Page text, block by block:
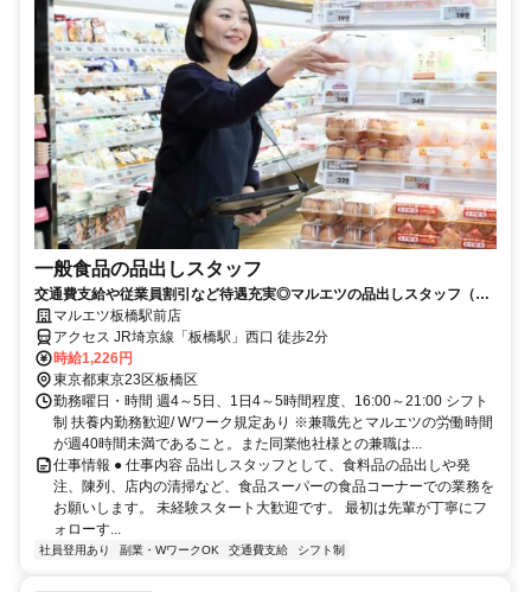
一般食品の品出しスタッフ
交通費支給や従業員割引など待遇充実◎マルエツの品出しスタッフ（パ
ート・アルバイト）求人
マルエツ板橋駅前店
アクセス JR埼京線「板橋駅」西口 徒歩2分
時給1,226円
東京都東京23区板橋区
勤務曜日・時間 週4～5日、1日4～5時間程度、16:00～21:00 シフト
制 扶養内勤務歓迎/ Wワーク規定あり ※兼職先とマルエツの労働時間
が週40時間未満であること。また同業他社様との兼職は...
仕事情報 ● 仕事内容 品出しスタッフとして、食料品の品出しや発
注、陳列、店内の清掃など、食品スーパーの食品コーナーでの業務を
お願いします。 未経験スタート大歓迎です。 最初は先輩が丁寧にフ
ォローす...
社員登用あり 副業・WワークOK 交通費支給 シフト制